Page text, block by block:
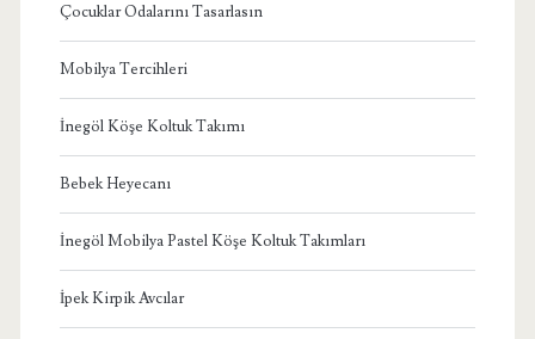
Çocuklar Odalarını Tasarlasın
Mobilya Tercihleri
İnegöl Köşe Koltuk Takımı
Bebek Heyecanı
İnegöl Mobilya Pastel Köşe Koltuk Takımları
İpek Kirpik Avcılar